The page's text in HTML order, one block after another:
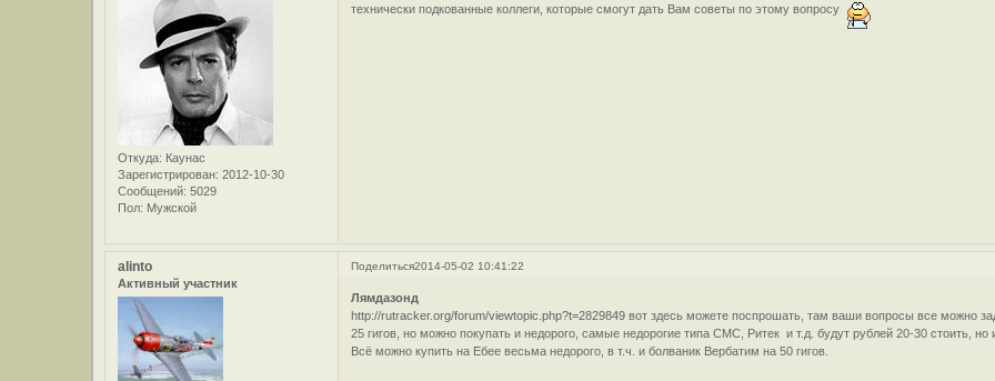
Откуда: Каунас
Зарегистрирован: 2012-10-30
Сообщений: 5029
Пол: Мужской
технически подкованные коллеги, которые смогут дать Вам советы по этому вопросу
Поделиться2014-05-02 10:41:22
alinto
Активный участник
Лямдазонд
http://rutracker.org/forum/viewtopic.php?t=2829849 вот здесь можете поспрошать, там ваши вопросы все можно
25 гигов, но можно покупать и недорого, самые недорогие типа СМС, Ритек и т.д. будут рублей 20-30 стоить,
Всё можно купить на Ебее весьма недорого, в т.ч. и болваник Вербатим на 50 гигов.